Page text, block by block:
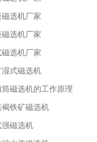
选机厂家
选机厂家
选机厂家
式磁选机
筒磁选机的工作原理
铁矿磁选机
强磁选机